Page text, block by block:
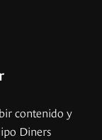
contenido y
Diners